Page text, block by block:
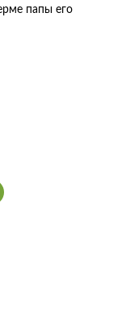
папы его